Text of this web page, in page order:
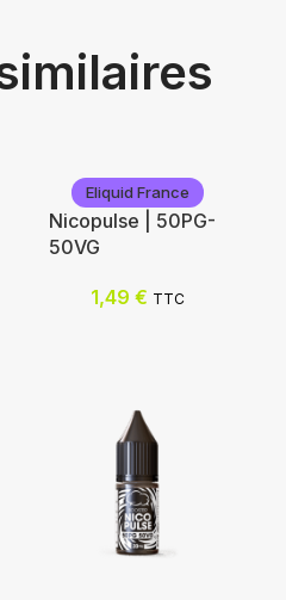
Eliquid France
Nicopulse | 50PG-
50VG
1,49 € TTC